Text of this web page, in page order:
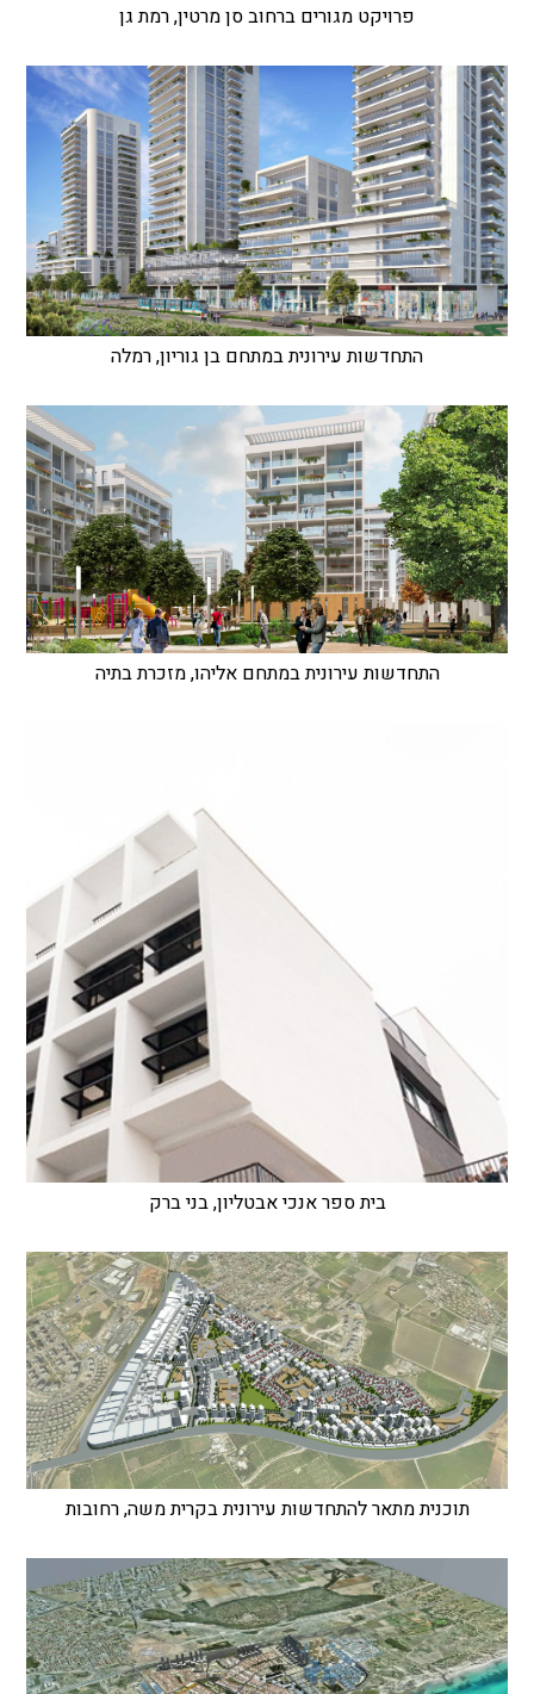
פרויקט מגורים ברחוב סן מרטין, רמת גן
התחדשות עירונית במתחם בן גוריון, רמלה
התחדשות עירונית במתחם אליהו, מזכרת בתיה
בית ספר אנכי אבטליון, בני ברק
תוכנית מתאר להתחדשות עירונית בקרית משה, רחובות